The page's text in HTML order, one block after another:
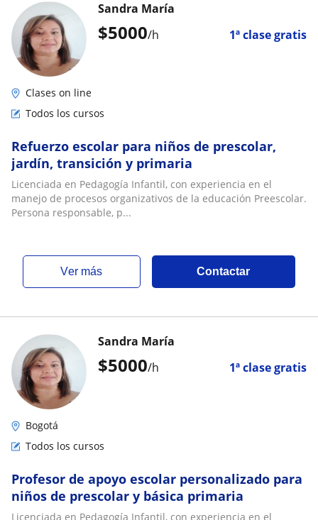
$5000/h 1ª clase gratis
Sandra María
Clases on line
Todos los cursos
Refuerzo escolar para niños de prescolar,
jardín, transición y primaria
Licenciada en Pedagogía Infantil, con experiencia en el
manejo de procesos organizativos de la educación Preescolar.
Persona responsable, p...
ver más Contactar
$5000/h 1ª clase gratis
Sandra María
Bogotá
Todos los cursos
Profesor de apoyo escolar personalizado para
niños de prescolar y básica primaria
Licenciada en Pedagogía Infantil, con experiencia en el